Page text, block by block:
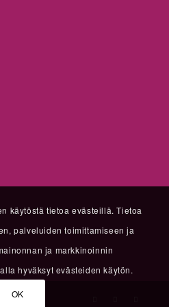
käytöstä tietoa evästeillä. Tietoa
palveluiden toimittamiseen ja
ja markkinoinnin
hyväksyt evästeiden käytön.
OK